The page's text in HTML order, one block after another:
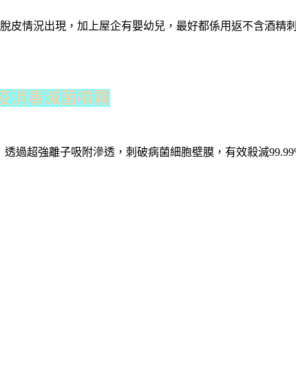
情況出現，加上屋企有嬰幼兒，最好都係用返不含酒精
消毒滅菌噴霧
過超強離子吸附滲透，刺破病菌細胞壁膜，有效殺滅